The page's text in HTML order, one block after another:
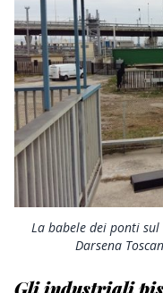
La babele dei ponti
Darsena
Gli industriali